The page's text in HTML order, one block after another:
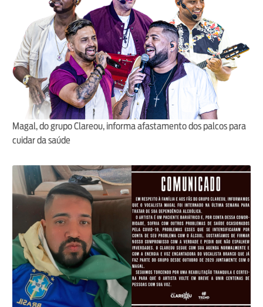
Magal, do grupo Clareou, informa afastamento dos palcos para
cuidar da saúde